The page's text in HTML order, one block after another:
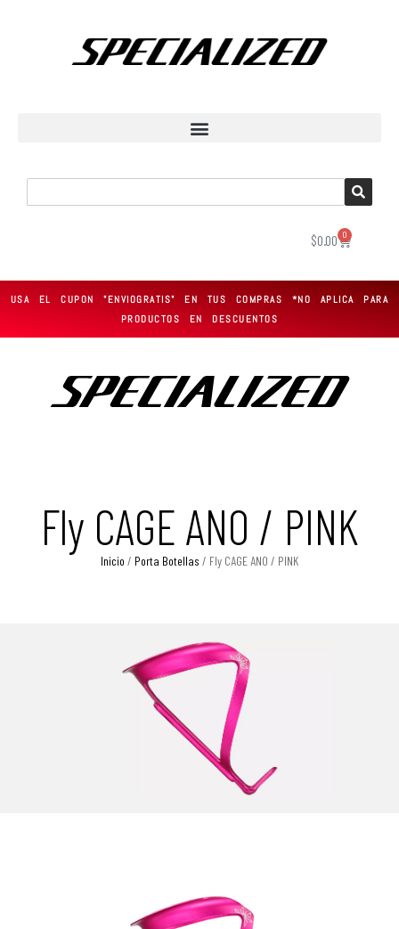
$0.00 0
USA EL CUPON "ENVIOGRATIS" EN TUS COMPRAS *NO APLICA PARA
PRODUCTOS EN DESCUENTOS
Fly CAGE ANO / PINK
Inicio / Porta Botellas / Fly CAGE ANO / PINK